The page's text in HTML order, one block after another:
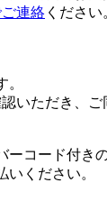
連絡 ください
いただき、ご
コード付
ください。